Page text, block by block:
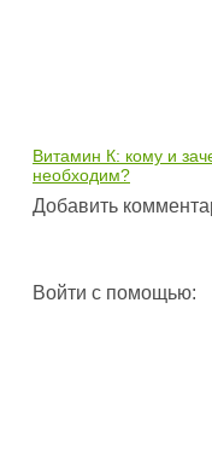
Витамин К: кому и
необходим?
Добавить
Войти с помощью: